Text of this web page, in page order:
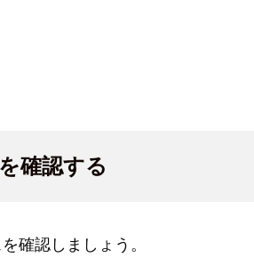
確認する
確認しましょう。